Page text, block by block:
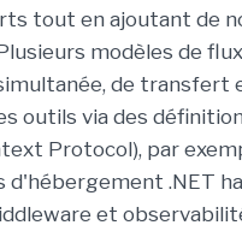
tout en ajoutant de
modèles de
de transfert
outils via des
Protocol), par
d'hébergement .NET
et